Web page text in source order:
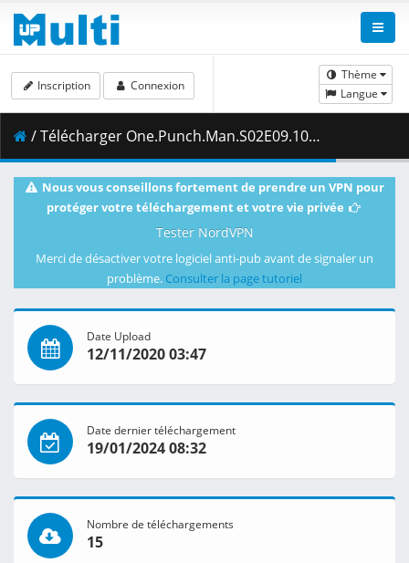
Thème
Langue
Inscription Connexion
/ Télécharger One.Punch.Man.S02E09.1080p.Blu-Ray.10-Bit.Dual-Audio.DTS-HD.x265-iAHD.mkv.004 ( 394.84 MB )
Nous vous conseillons fortement de prendre un VPN pour
protéger votre téléchargement et votre vie privée
Tester NordVPN
Merci de désactiver votre logiciel anti-pub avant de signaler un
problème. Consulter la page tutoriel
Date Upload
12/11/2020 03:47
Date dernier téléchargement
19/01/2024 08:32
Nombre de téléchargements
15